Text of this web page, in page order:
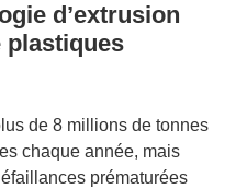
d’extrusion
plastiques
de 8 millions de tonnes
chaque année, mais
prématurées